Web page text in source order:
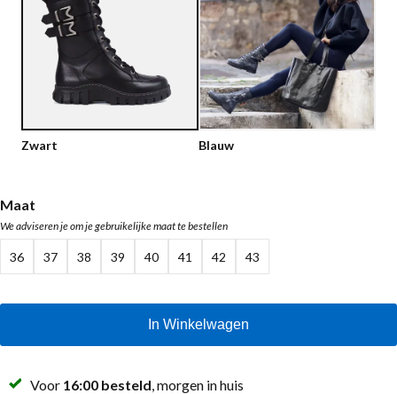
Lage schoenen
Vegan
Sandalen
Loafers
Bikerboots
Enkellaarsjes met rits
Chelseaboots
Hakken
Loafers
Sale
Zwart Blauw
Maat
We adviseren je om je gebruikelijke maat te bestellen
36 37 38 39 40 41 42 43
In Winkelwagen
Voor 16:00 besteld, morgen in huis